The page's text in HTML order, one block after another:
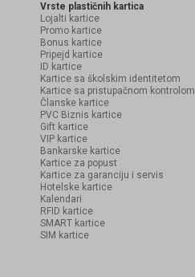
Vrste plastičnih kartica
Lojalti kartice
Promo kartice
Bonus kartice
Pripejd kartice
ID kartice
Kartice sa školskim identitetom
Kartice sa pristupačnom kontrolom
Članske kartice
PVC Biznis kartice
Gift kartice
VIP kartice
Bankarske kartice
Kartice za popust
Kartice za garanciju i servis
Hotelske kartice
Kalendari
RFID kartice
SMART kartice
SIM kartice